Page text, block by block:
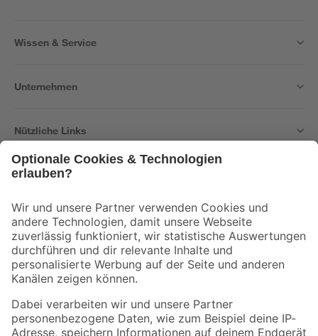
Wissen & Service
Unternehmen
Nützliche Links
Der toom Newsletter: Keine Angebote und Aktionen mehr verpassen!
Zur Newsletter Anmeldung
Folge uns